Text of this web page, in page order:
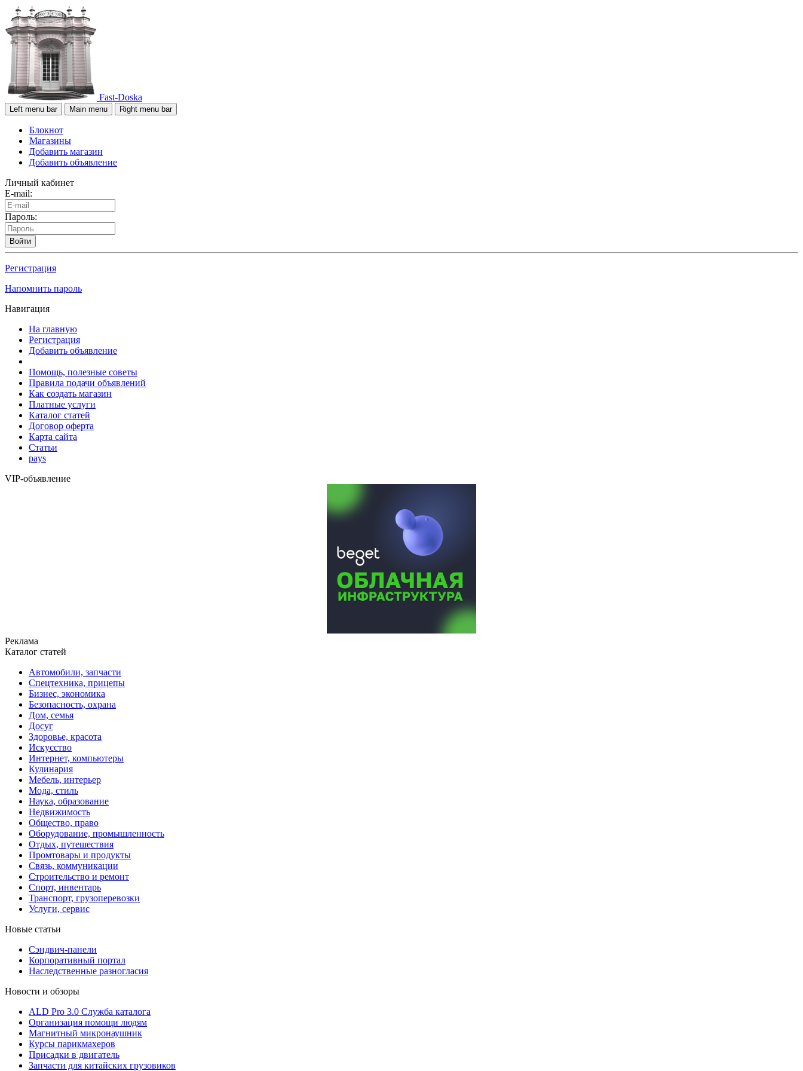
Fast-Doska
Left menu bar Main menu Right menu bar
Блокнот
Магазины
Добавить магазин
Добавить объявление
Личный кабинет
E-mail:
Пароль:
Войти
Регистрация
Напомнить пароль
Навигация
На главную
Регистрация
Добавить объявление
Помощь, полезные советы
Правила подачи объявлений
Как создать магазин
Платные услуги
Каталог статей
Договор оферта
Карта сайта
Статьи
pays
VIP-объявление
Реклама
Каталог статей
Автомобили, запчасти
Спецтехника, прицепы
Бизнес, экономика
Безопасность, охрана
Дом, семья
Досуг
Здоровье, красота
Искусство
Интернет, компьютеры
Кулинария
Мебель, интерьер
Мода, стиль
Наука, образование
Недвижимость
Общество, право
Оборудование, промышленность
Отдых, путешествия
Промтовары и продукты
Связь, коммуникации
Строительство и ремонт
Cпорт, инвентарь
Транспорт, грузоперевозки
Услуги, сервис
Новые статьи
Сэндвич-панели
Корпоративный портал
Наследственные разногласия
Новости и обзоры
ALD Pro 3.0 Служба каталога
Организация помощи людям
Магнитный микронаушник
Курсы парикмахеров
Присадки в двигатель
Запчасти для китайских грузовиков